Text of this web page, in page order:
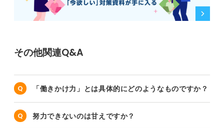
その他関連Q&A
「働きかけ力」とは具体的にどのようなものですか？
努力できないのは甘えですか？